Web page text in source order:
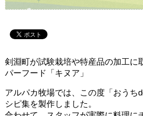
剣淵町が試験栽培や特産品の加工に
パーフード「キヌア」
アルパカ牧場では、この度「おうち
シピ集を製作しました。